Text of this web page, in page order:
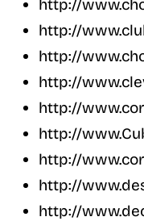
http://
http://
http://
http://
http://
http://
http://
http://
http://